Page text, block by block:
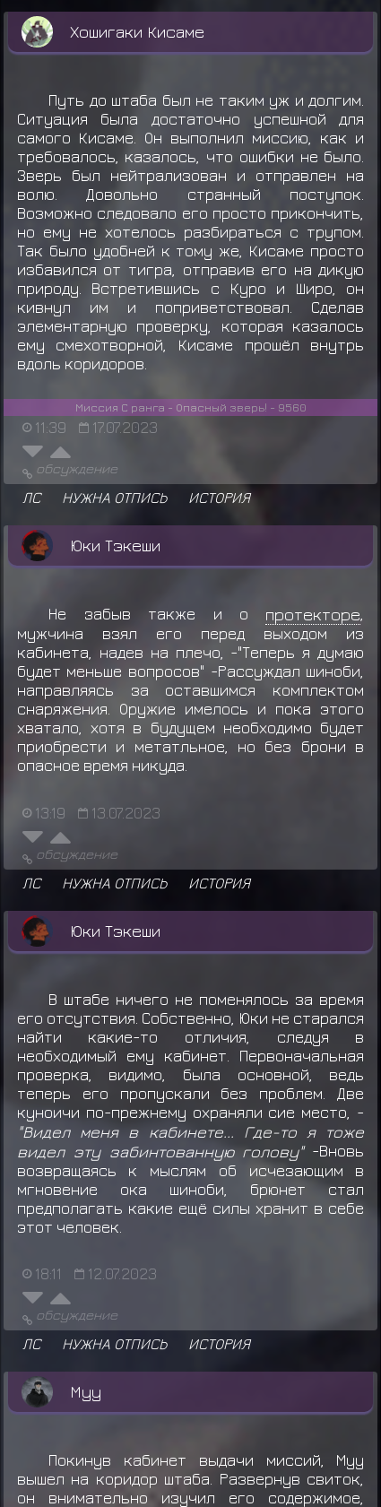
Хошигаки Кисаме
Путь до штаба был не таким уж и долгим.
Ситуация была достаточно успешной для
самого Кисаме. Он выполнил миссию, как и
требовалось, казалось, что ошибки не было.
Зверь был нейтрализован и отправлен на
волю. Довольно странный поступок.
Возможно следовало его просто прикончить,
но ему не хотелось разбираться с трупом.
Так было удобней к тому же, Кисаме просто
избавился от тигра, отправив его на дикую
природу. Встретившись с Куро и Широ, он
кивнул им и поприветствовал. Сделав
элементарную проверку, которая казалось
ему смехотворной, Кисаме прошёл внутрь
вдоль коридоров.
Миссия С ранга - Опасный зверь! - 9560
11:39 17.07.2023
обсуждение
ЛС НУЖНА ОТПИСЬ ИСТОРИЯ
Юки Тэкеши
Не забыв также и о протекторе
мужчина взял его перед выходом из
кабинета, надев на плечо, -"Теперь я думаю
будет меньше вопросов" -Рассуждал шиноби,
направляясь за оставшимся комплектом
снаряжения. Оружие имелось и пока этого
хватало, хотя в будущем необходимо будет
приобрести и метатльное, но без брони в
опасное время никуда.
13:19 13.07.2023
обсуждение
ЛС НУЖНА ОТПИСЬ ИСТОРИЯ
Юки Тэкеши
В штабе ничего не поменялось за время
его отсутствия. Собственно, Юки не старался
найти какие-то отличия, следуя в
необходимый ему кабинет. Первоначальная
проверка, видимо, была основной, ведь
теперь его пропускали без проблем. Две
куноичи по-прежнему охраняли сие место, -
"Видел меня в кабинете... Где-то я тоже
видел эту забинтованную голову"-Вновь
возвращаясь к мыслям об исчезающим в
мгновение ока шиноби, брюнет стал
предполагать какие ещё силы хранит в себе
этот человек.
18:11 12.07.2023
обсуждение
ЛС НУЖНА ОТПИСЬ ИСТОРИЯ
Муу
Покинув кабинет выдачи миссий, Муу
вышел на коридор штаба. Развернув свиток,
он внимательно изучил его содержимое,